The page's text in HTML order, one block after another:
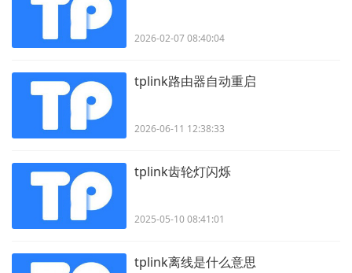
2026-02-07 08:40:04
tplink路由器自动重启
2026-06-11 12:38:33
tplink齿轮灯闪烁
2025-05-10 08:41:01
tplink离线是什么意思